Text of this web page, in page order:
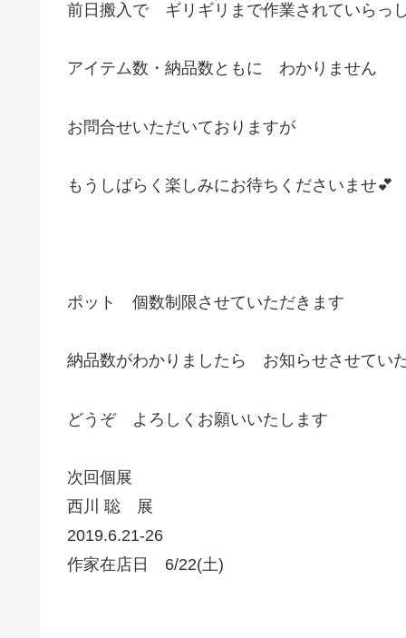
前日搬入で ギリギリまで作業されていらっ
アイテム数・納品数ともに わかりません
お問合せいただいておりますが
もうしばらく楽しみにお待ちくださいませ💕
ポット 個数制限させていただきます
納品数がわかりましたら お知らせさせてい
どうぞ よろしくお願いいたします
次回個展
西川 聡 展
2019.6.21-26
作家在店日 6/22(土)